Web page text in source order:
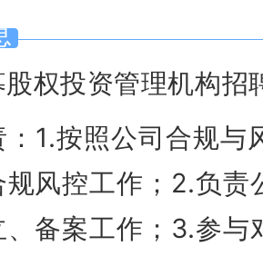
权投资管理机构招
：1.按照公司合规
规风控工作；2.负
、备案工作；3.参